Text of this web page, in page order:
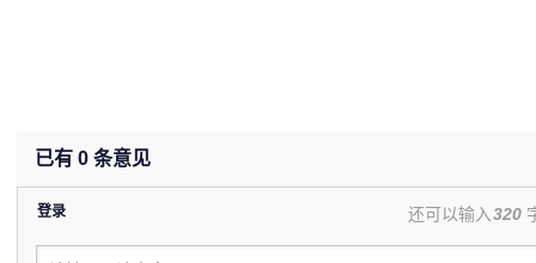
已有 0 条意见
登录 还可以输入320